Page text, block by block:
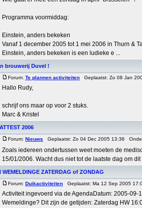
Programma voormiddag:
Einstein, anders bekeken
Vanaf 1 december 2005 tot 1 mei 2006 in Thurn &
Einstein, anders bekeken is een ludieke e ...
brouwerij Duvel !
Forum: Te plannen activiteiten Geplaatst: Zo 08 Jan
Hallo Rudy,
schrijf ons maar op voor 2 stuks.
Marc & Kristel
2006
Forum: Nieuws Geplaatst: Zo 04 Dec 2005 13:36
Zoals iedereen ondertussen weet moeten de
15/01/2006. Wacht dus niet tot de laatste dag om
WEMELDINGE ZATERDAG of ZONDAG
Forum: Duikactiviteiten Geplaatst: Ma 12 Sep 2005
Activiteit ingevoerd via de AgendaDatum: 2005-
Wemeldinge? Dit zijn de getijden: Zaterdag HW